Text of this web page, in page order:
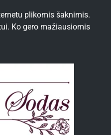
plikomis šaknimis.
Ko gero mažiausiomis